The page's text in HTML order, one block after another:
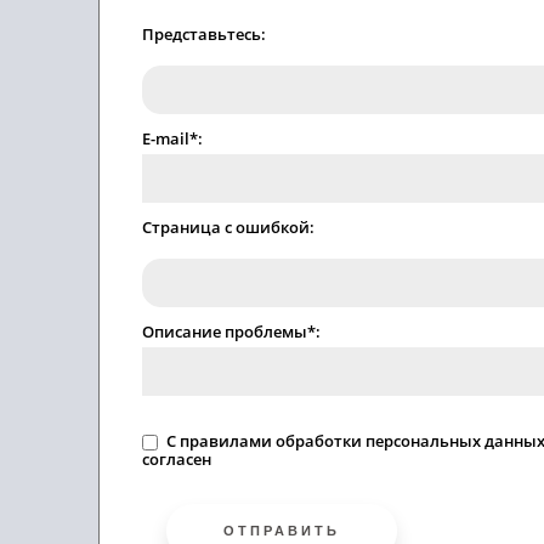
Представьтесь:
E-mail*:
Страница с ошибкой:
Описание проблемы*:
C правилами обработки персональных данных
согласен
ОТПРАВИТЬ